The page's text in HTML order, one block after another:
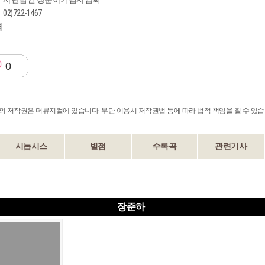
02)722-1467
0
저작권은 더뮤지컬에 있습니다. 무단 이용시 저작권법 등에 따라 법적 책임을 질 수 있
시놉시스 별점 수록곡 관련기사
장준하